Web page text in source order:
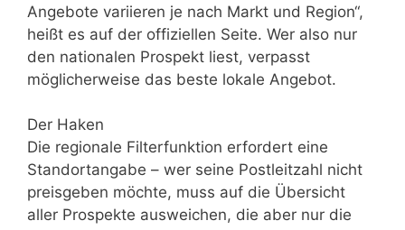
Angebote variieren je nach Markt und Region“,
heißt es auf der offiziellen Seite. Wer also nur
den nationalen Prospekt liest, verpasst
möglicherweise das beste lokale Angebot.
Der Haken
Die regionale Filterfunktion erfordert eine
Standortangabe – wer seine Postleitzahl nicht
preisgeben möchte, muss auf die Übersicht
aller Prospekte ausweichen, die aber nur die